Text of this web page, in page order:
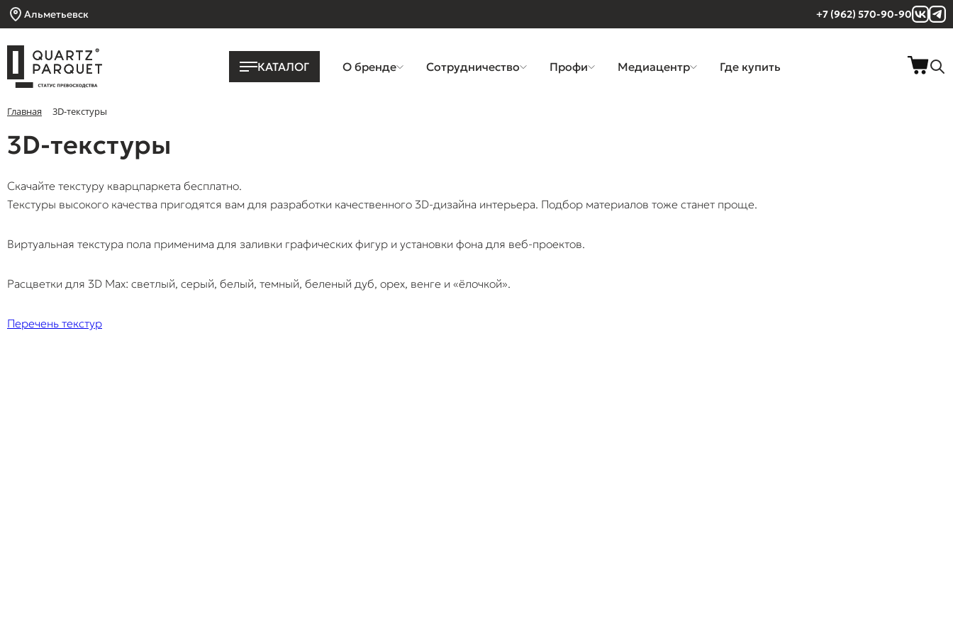
Альметьевск +7 (962) 570-90-90
КАТАЛОГ О бренде Сотрудничество Профи Медиацентр Где купить
Главная 3D-текстуры
3D-текстуры
Скачайте текстуру кварцпаркета бесплатно.
Текстуры высокого качества пригодятся вам для разработки качественного 3D-дизайна интерьера. Подбор материалов тоже станет проще.
Виртуальная текстура пола применима для заливки графических фигур и установки фона для веб-проектов.
Расцветки для 3D Max: светлый, серый, белый, темный, беленый дуб, орех, венге и «ёлочкой».
Перечень текстур